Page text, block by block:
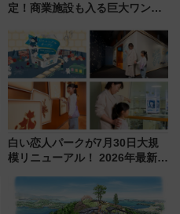
定！商業施設も入る巨大ワンタ
で新型特急が品川･羽田とを結
ぶ！ JR空港駅は2面3線化！
白い恋人パークが7月30日大規
模リニューアル！ 2026年最新の
と料金・アクセスを徹底解説
（札幌市）